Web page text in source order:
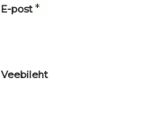
E-post*
Veebileht